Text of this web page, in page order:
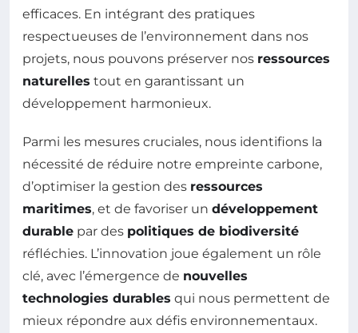
efficaces. En intégrant des pratiques
respectueuses de l’environnement dans nos
projets, nous pouvons préserver nos ressources
naturelles tout en garantissant un
développement harmonieux.
Parmi les mesures cruciales, nous identifions la
nécessité de réduire notre empreinte carbone,
d’optimiser la gestion des ressources
maritimes, et de favoriser un développement
durable par des politiques de biodiversité
réfléchies. L’innovation joue également un rôle
clé, avec l’émergence de nouvelles
technologies durables qui nous permettent de
mieux répondre aux défis environnementaux.